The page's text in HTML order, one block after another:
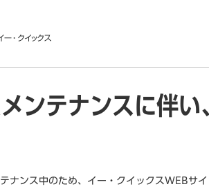
ンテナンスに伴
ナンス中のため、イー・クイックスWEBサ